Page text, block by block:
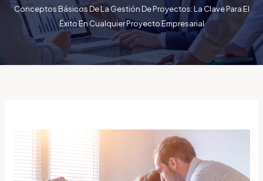
Conceptos Básicos De La Gestión De Proyectos: La Clave Para El
Éxito En Cualquier Proyecto Empresarial